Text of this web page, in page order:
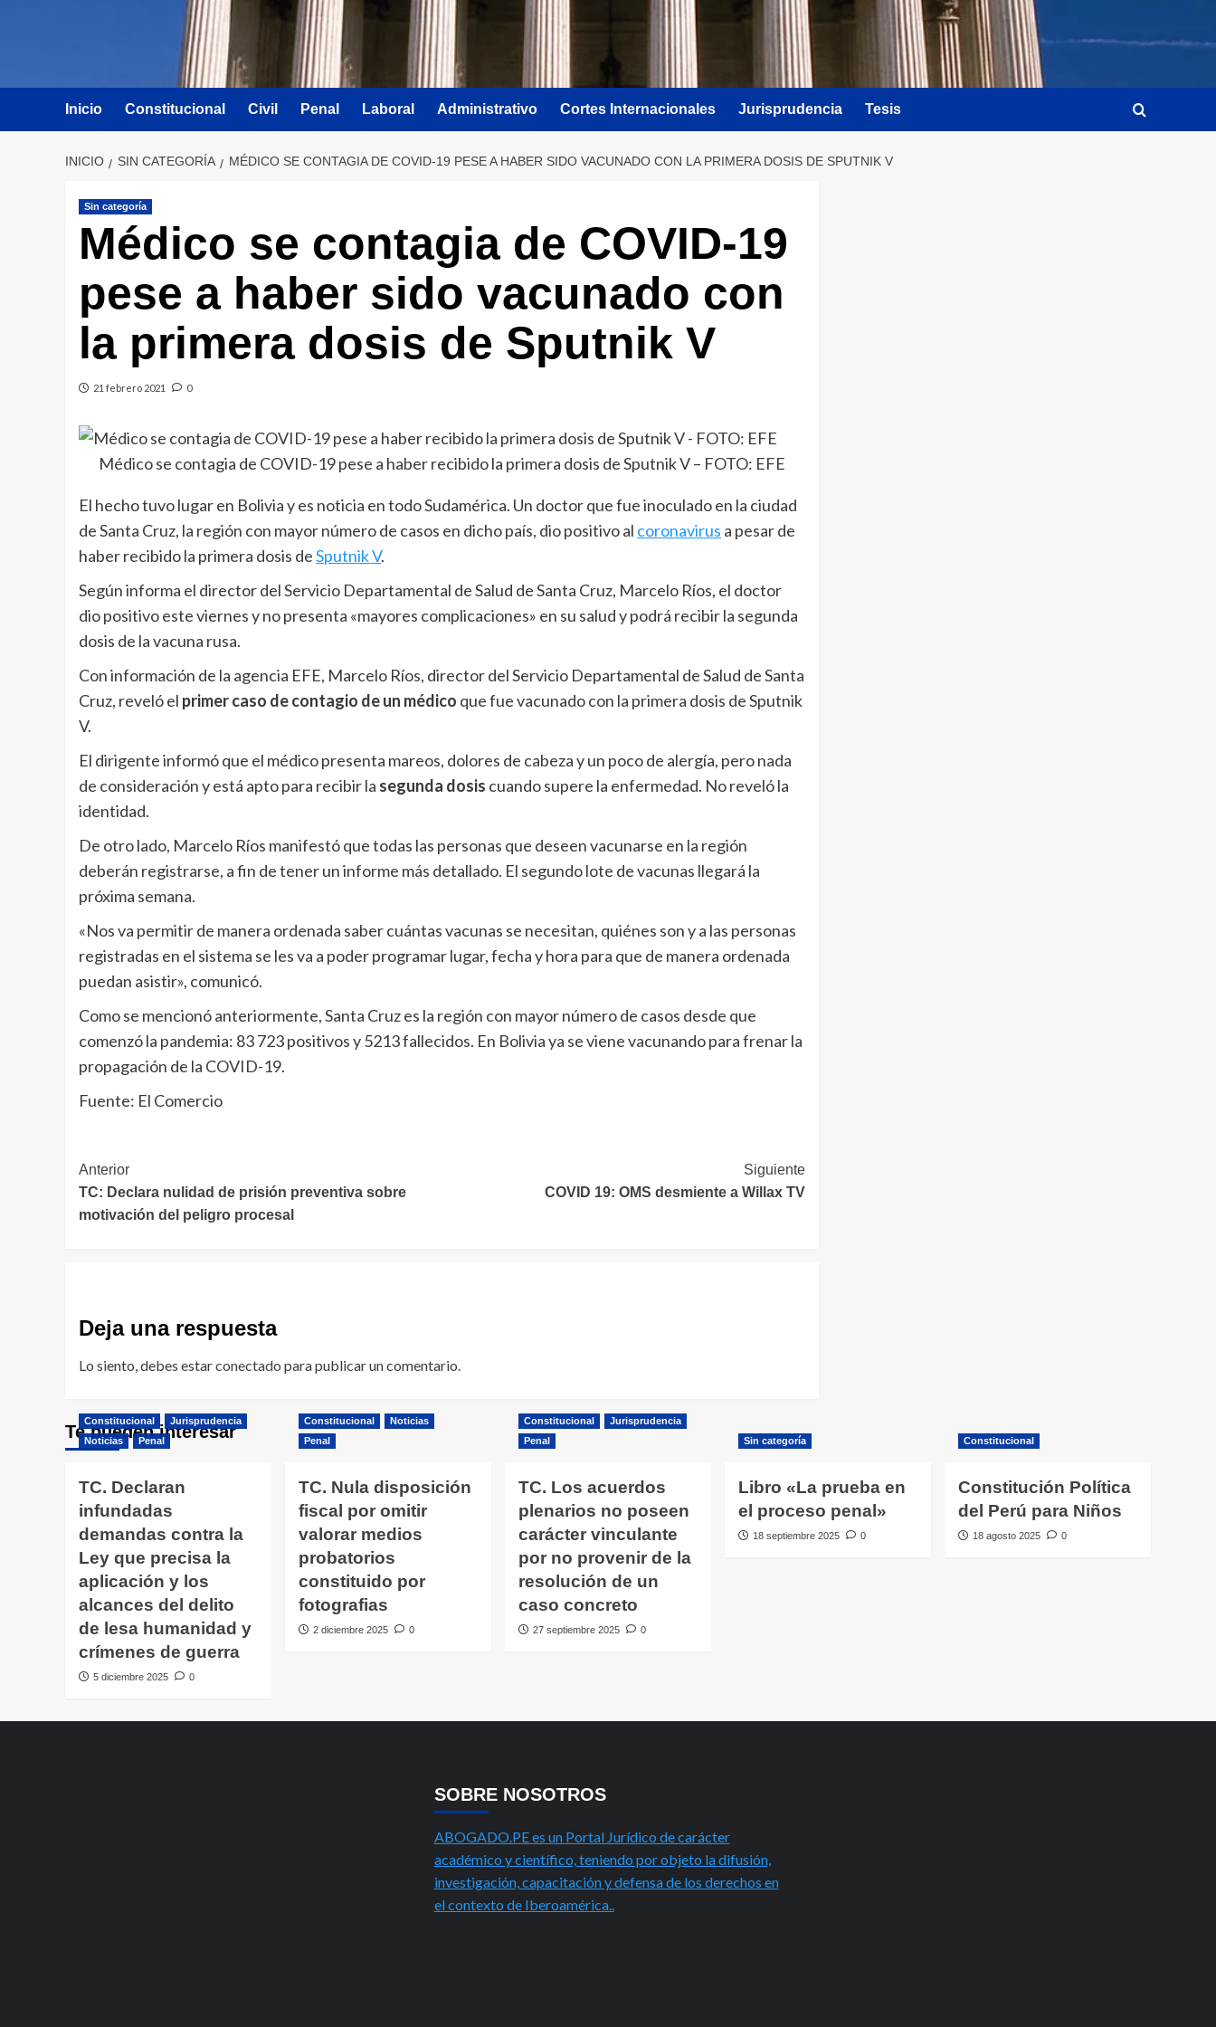
Inicio Constitucional Civil Penal Laboral Administrativo Cortes Internacionales Jurisprudencia Tesis
INICIO SIN CATEGORÍA MÉDICO SE CONTAGIA DE COVID-19 PESE A HABER SIDO VACUNADO CON LA PRIMERA DOSIS DE SPUTNIK V
Sin categoría
Médico se contagia de COVID-19
pese a haber sido vacunado con
la primera dosis de Sputnik V
21 febrero 2021 0
Médico se contagia de COVID-19 pese a haber recibido la primera dosis de Sputnik V – FOTO: EFE
El hecho tuvo lugar en Bolivia y es noticia en todo Sudamérica. Un doctor que fue inoculado en la ciudad
de Santa Cruz, la región con mayor número de casos en dicho país, dio positivo al coronavirus a pesar de
haber recibido la primera dosis deSputnik V.
Según informa el director del Servicio Departamental de Salud de Santa Cruz, Marcelo Ríos, el doctor
dio positivo este viernes y no presenta «mayores complicaciones» en su salud y podrá recibir la segunda
dosis de la vacuna rusa.
Con información de la agencia EFE, Marcelo Ríos, director del Servicio Departamental de Salud de Santa
Cruz, reveló el primer caso de contagio de un médico que fue vacunado con la primera dosis de Sputnik
V.
El dirigente informó que el médico presenta mareos, dolores de cabeza y un poco de alergía, pero nada
de consideración y está apto para recibir la segunda dosis cuando supere la enfermedad. No reveló la
identidad.
De otro lado, Marcelo Ríos manifestó que todas las personas que deseen vacunarse en la región
deberán registrarse, a fin de tener un informe más detallado. El segundo lote de vacunas llegará la
próxima semana.
«Nos va permitir de manera ordenada saber cuántas vacunas se necesitan, quiénes son y a las personas
registradas en el sistema se les va a poder programar lugar, fecha y hora para que de manera ordenada
puedan asistir», comunicó.
Como se mencionó anteriormente, Santa Cruz es la región con mayor número de casos desde que
comenzó la pandemia: 83 723 positivos y 5213 fallecidos. En Bolivia ya se viene vacunando para frenar la
propagación de la COVID-19.
Fuente: El Comercio
Navegación
de
entradas
Anterior
TC: Declara nulidad de prisión preventiva sobre
motivación del peligro procesal
Siguiente
COVID 19: OMS desmiente a Willax TV
Deja una respuesta
Lo siento, debes estarconectado para publicar un comentario.
Te pueden interesar
Constitucional
Jurisprudencia
Noticias
Penal
TC. Declaran
infundadas
demandas contra la
Ley que precisa la
aplicación y los
alcances del delito
de lesa humanidad y
crímenes de guerra
5 diciembre 2025 0
Constitucional
Noticias
Penal
TC. Nula disposición
fiscal por omitir
valorar medios
probatorios
constituido por
fotografias
2 diciembre 2025 0
Constitucional
Jurisprudencia
Penal
TC. Los acuerdos
plenarios no poseen
carácter vinculante
por no provenir de la
resolución de un
caso concreto
27 septiembre 2025 0
Sin categoría
Libro «La prueba en
el proceso penal»
18 septiembre 2025 0
Constitucional
Constitución Política
del Perú para Niños
18 agosto 2025 0
SOBRE NOSOTROS
ABOGADO.PE es un Portal Jurídico de carácter
académico y científico, teniendo por objeto la difusión,
investigación, capacitación y defensa de los derechos en
el contexto de Iberoamérica..